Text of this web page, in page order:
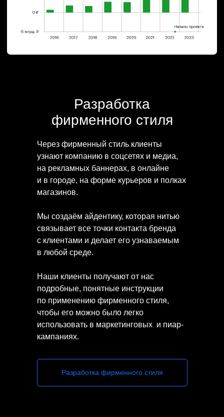
Разработка
фирменного стиля
Через фирменный стиль клиенты
узнают компанию в соцсетях и медиа,
на рекламных баннерах, в онлайне
и в городе, на форме курьеров и полках
магазинов.
Мы создаём айдентику, которая нитью
связывает все точки контакта бренда
с клиентами и делает его узнаваемым
в любой среде.
Наши клиенты получают от нас
подробные, понятные инструкции
по применению фирменного стиля,
чтобы его можно было легко
использовать в маркетинговых и пиар-
кампаниях.
Разработка фирменного стиля
Брендинг ресторана